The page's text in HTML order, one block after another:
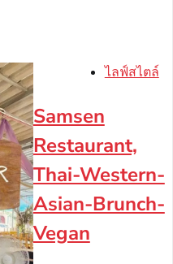
ไลฟ์สไตล์
Samsen
Restaurant,
Thai-Western-
Asian-Brunch-
Vegan